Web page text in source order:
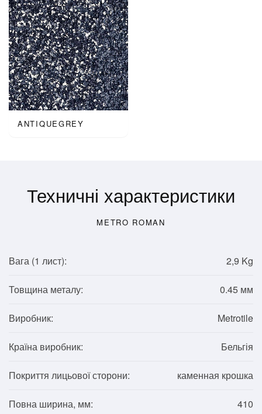
ANTIQUEGREY
Техничні характеристики
METRO ROMAN
Вага (1 лист): 2,9 Kg
Товщина металу: 0.45 мм
Виробник: Metrotile
Країна виробник: Бельгія
Покриття лицьової сторони: каменная крошка
Повна ширина, мм: 410